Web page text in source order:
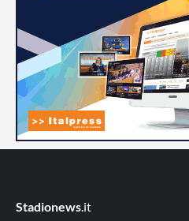
Stadionews.it